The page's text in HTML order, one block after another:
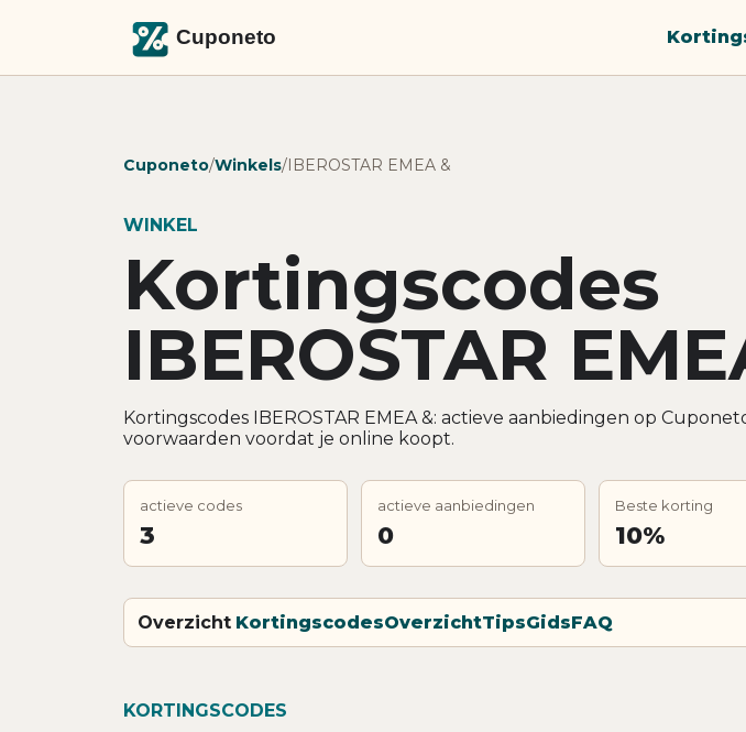
Cuponeto/Winkels/IBEROSTAR EMEA &
WINKEL
Kortingscodes
IBEROSTAR
Kortingscodes IBEROSTAR EMEA &: actieve aanbiedingen op
voorwaarden voordat je online koopt.
actieve codes
3
actieve aanbiedingen
0
Beste korting
10%
Overzicht KortingscodesOverzichtTipsGidsFAQ
KORTINGSCODES